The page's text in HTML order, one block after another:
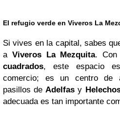
El refugio verde en Viveros La
Si vives en la capital, sabes
a Viveros La Mezquita. Con
cuadrados, este espacio
comercio; es un centro de
pasillos de Adelfas y
adecuada es tan importante